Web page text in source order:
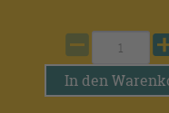
In den